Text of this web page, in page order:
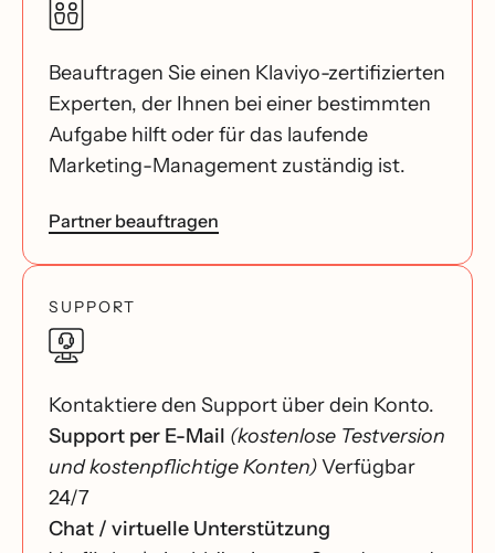
Beauftragen Sie einen Klaviyo-zertifizierten
Experten, der Ihnen bei einer bestimmten
Aufgabe hilft oder für das laufende
Marketing-Management zuständig ist.
Partner beauftragen
SUPPORT
Kontaktiere den Support über dein Konto.
Support per E-Mail (kostenlose Testversion
und kostenpflichtige Konten)Verfügbar
24/7
Chat / virtuelle Unterstützung